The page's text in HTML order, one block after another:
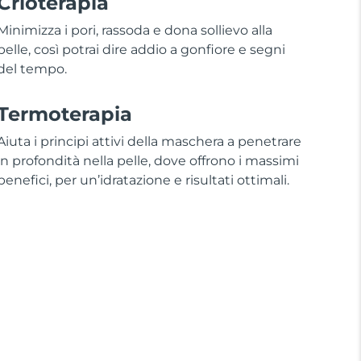
i pori, rassoda e dona sollievo alla
così potrai dire addio a gonfiore e segni
tempo.
i principi attivi della maschera a penetrare
profondità nella pelle, dove offrono i massimi
per un’idratazione e risultati ottimali.